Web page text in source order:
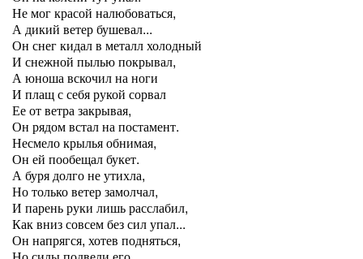
Не мог красой налюбоваться,
А дикий ветер бушевал...
Он снег кидал в металл холодный
И снежной пылью покрывал,
А юноша вскочил на ноги
И плащ с себя рукой сорвал
Ее от ветра закрывая,
Он рядом встал на постамент.
Несмело крылья обнимая,
Он ей пообещал букет.
А буря долго не утихла,
Но только ветер замолчал,
И парень руки лишь расслабил,
Как вниз совсем без сил упал...
Он напрягся, хотев подняться,